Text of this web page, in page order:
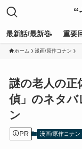
最新話/最新巻 重要
ホーム 漫画/原作コナン
謎の老人の正
偵」のネタバ
ン
PR 漫画/原作コナン